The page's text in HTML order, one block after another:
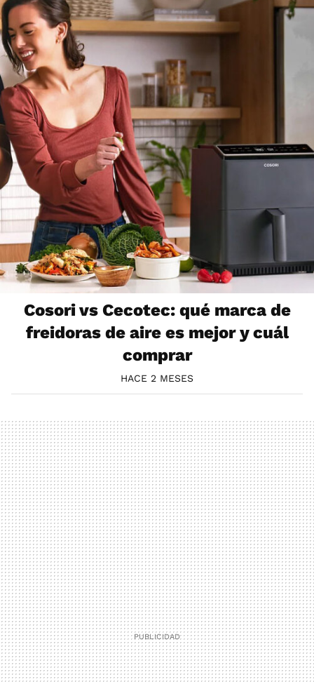
Cosori vs Cecotec: qué marca de
freidoras de aire es mejor y cuál
comprar
HACE 2 MESES